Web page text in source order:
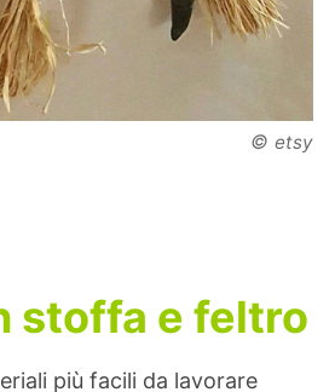
© etsy
stoffa e feltro
più facili da lavorare